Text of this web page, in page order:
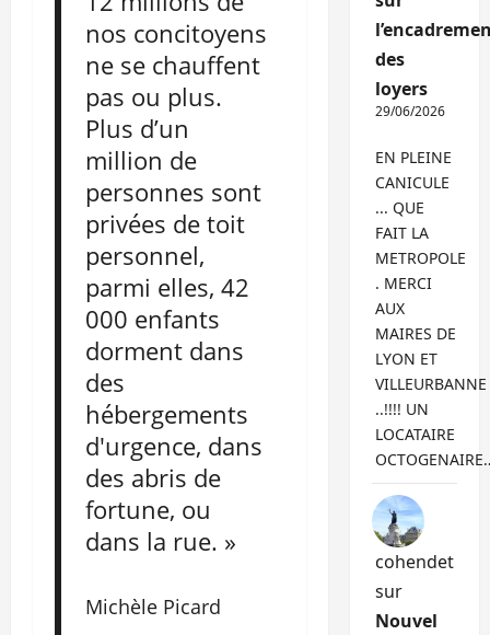
nos concitoyens
ne se chauffent
pas ou plus.
Plus d’un
million de
personnes sont
privées de toit
personnel,
parmi elles, 42
000 enfants
dorment dans
des
hébergements
d'urgence, dans
des abris de
fortune, ou
dans la rue. »
Michèle Picard
des
loyers
29/06/2026
EN PLEINE
CANICULE
... QUE
FAIT LA
METROPOLE
. MERCI
AUX
MAIRES DE
LYON ET
VILLEURBANNE
..!!!! UN
LOCATAIRE
cohendet
sur
Nouvel